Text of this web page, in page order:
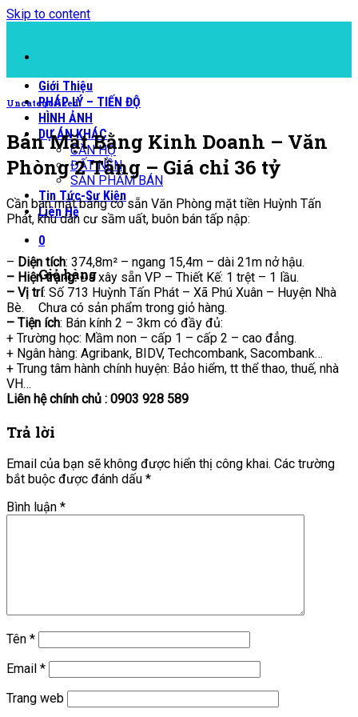
Skip to content
Giới Thiệu
PHÁP LÝ – TIẾN ĐỘ
HÌNH ẢNH
DỰ ÁN KHÁC
CĂN HỘ
ĐẤT NỀN
SẢN PHẨM BÁN
Tin Tức-Sự Kiện
Liên Hệ
0
Giỏ hàng
Chưa có sản phẩm trong giỏ hàng.
Uncategorized
Bán Mặt Bằng Kinh Doanh – Văn
Phòng 2 Tầng – Giá chỉ 36 tỷ
Cần bán mặt bằng có sẵn Văn Phòng mặt tiền Huỳnh Tấn
Phát, khu dân cư sầm uất, buôn bán tấp nập:
– Diện tích: 374,8m² – ngang 15,4m – dài 21m nở hậu.
– Hiện trạng:Đã xây sẵn VP – Thiết Kế: 1 trệt – 1 lầu.
– Vị trí: Số 713 Huỳnh Tấn Phát – Xã Phú Xuân – Huyện Nhà
Bè.
– Tiện ích: Bán kính 2 – 3km có đầy đủ:
+ Trường học: Mầm non – cấp 1 – cấp 2 – cao đẳng.
+ Ngân hàng: Agribank, BIDV, Techcombank, Sacombank…
+ Trung tâm hành chính huyện: Bảo hiểm, tt thể thao, thuế, nhà
VH…
Liên hệ chính chủ : 0903 928 589
Trả lời
Email của bạn sẽ không được hiển thị công khai. Các trường
bắt buộc được đánh dấu *
Bình luận *
Tên *
Email *
Trang web